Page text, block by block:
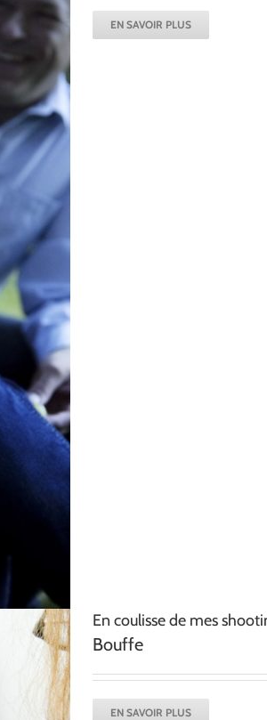
EN SAVOIR PLUS
En coulisse de mes
Bouffe
EN SAVOIR PLUS